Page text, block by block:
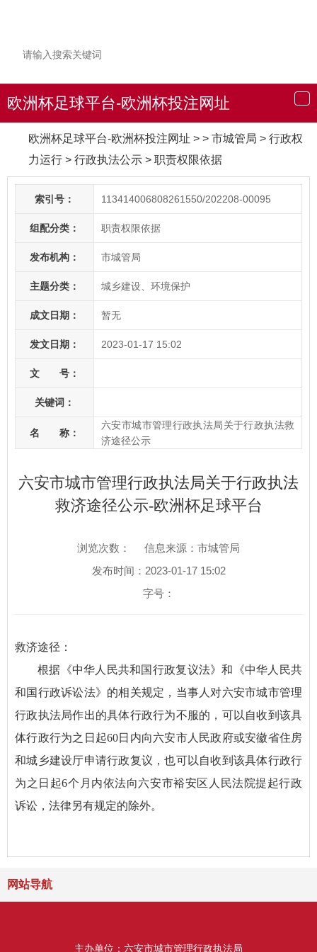
导
航
欧洲杯足球平台-欧洲杯投注网址
欧洲杯足球平台-欧洲杯投注网址 > > 市城管局 > 行政权
力运行 > 行政执法公示 > 职责权限依据
索引号： 113414006808261550/202208-00095
组配分类： 职责权限依据
发布机构： 市城管局
主题分类： 城乡建设、环境保护
成文日期： 暂无
发文日期： 2023-01-17 15:02
文 号：
关键词：
名 称：
六安市城市管理行政执法局关于行政执法救
济途径公示
六安市城市管理行政执法局关于行政执法
救济途径公示-欧洲杯足球平台
浏览次数：
信息来源：市城管局
发布时间：2023-01-17 15:02
字号：
救济途径：
根据《中华人民共和国行政复议法》和《中华人民共
和国行政诉讼法》的相关规定，当事人对六安市城市管理
行政执法局作出的具体行政行为不服的，可以自收到该具
体行政行为之日起60日内向六安市人民政府或安徽省住房
和城乡建设厅申请行政复议，也可以自收到该具体行政行
为之日起6个月内依法向六安市裕安区人民法院提起行政
诉讼，法律另有规定的除外。
网站导航
主办单位：六安市城市管理行政执法局